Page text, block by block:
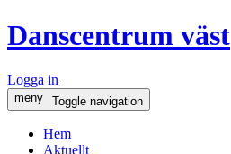
Danscentrum väst
Logga in
meny Toggle navigation
Hem
Aktuellt